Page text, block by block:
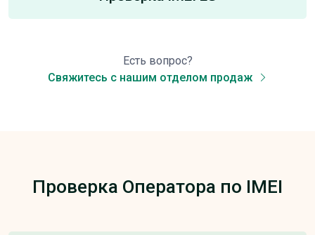
Есть вопрос?
Свяжитесь с нашим отделом продаж
Проверка Оператора по IMEI